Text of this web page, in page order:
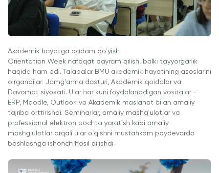
Ko'chirish va
to'g'ridan-to'g'ri
qabul arizalari
Cambridge
Dream
topshirish
va tanlovda
ishtirok etish
Akademik hayotga qadam qo'yish
Orientation Week nafaqat bayram qilish, balki tayyorgarlik
haqida ham edi. Talabalar BMU akademik hayotining asoslarini
o'rgandilar: Jamg'arma dasturi, Akademik qoidalar va
Davomat siyosati. Ular har kuni foydalanadigan vositalar -
ERP, Moodle, Outlook va Akademik maslahat bilan amaliy
tajriba orttirishdi. Seminarlar, amaliy mashg'ulotlar va
professional elektron pochta yaratish kabi amaliy
mashg'ulotlar orqali ular o'qishni mustahkam poydevorda
boshlashga ishonch hosil qilishdi.